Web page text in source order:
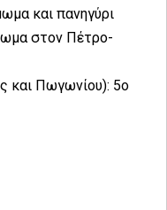
και πανηγύρι
στον Πέτρο-
και Πωγωνίου): 5ο